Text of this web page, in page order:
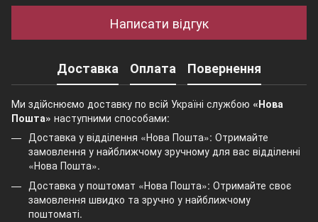
Написати відгук
Доставка Оплата Повернення
Ми здійснюємо доставку по всій Україні службою «Нова
Пошта» наступними способами:
Доставка у відділення «Нова Пошта»: Отримайте
замовлення у найближчому зручному для вас відділенні
«Нова Пошта».
Доставка у поштомат «Нова Пошта»: Отримайте своє
замовлення швидко та зручно у найближчому
поштоматі.